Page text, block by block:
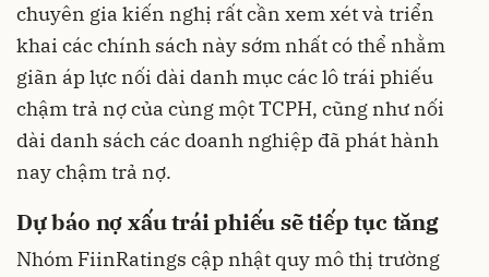
chuyên gia kiến nghị rất cần xem xét và triển
khai các chính sách này sớm nhất có thể nhằm
giãn áp lực nối dài danh mục các lô trái phiếu
chậm trả nợ của cùng một TCPH, cũng như nối
dài danh sách các doanh nghiệp đã phát hành
nay chậm trả nợ.
Dự báo nợ xấu trái phiếu sẽ tiếp tục tăng
Nhóm FiinRatings cập nhật quy mô thị trường